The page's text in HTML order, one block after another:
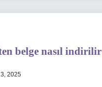
belge nasıl
2025